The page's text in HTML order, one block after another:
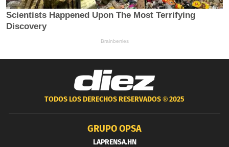
TODOS LOS DERECHOS RESERVADOS ®2025
GRUPO OPSA
LAPRENSA.HN